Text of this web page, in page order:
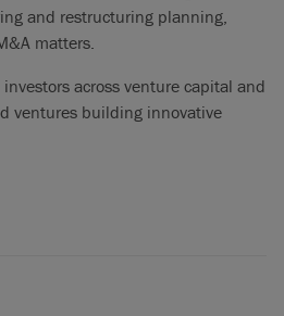
and restructuring planning,
matters.
across venture capital and
ventures building innovative